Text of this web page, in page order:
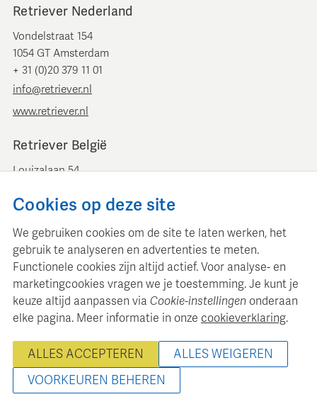
Retriever Nederland
Vondelstraat 154
1054 GT Amsterdam
+ 31 (0)20 379 11 01
info@retriever.nl
www.retriever.nl
Retriever België
Louizalaan 54
+ 32 (0)2 893 00 52
www.retrievermedia.be
Retriever Media Informatie onderhoudt een gestructureerde
mediadatabase voor professionele mediaplanning en analyse.
© 2000 - 2026 Retriever Media Informatie B.V. - Alle rechten
voorbehouden
Cookies op deze site
We gebruiken cookies om de site te laten werken, het
gebruik te analyseren en advertenties te meten.
Functionele cookies zijn altijd actief. Voor analyse- en
marketingcookies vragen we je toestemming. Je kunt je
keuze altijd aanpassen via Cookie-instellingen onderaan
elke pagina. Meer informatie in onze cookieverklaring.
ALLES ACCEPTEREN
ALLES WEIGEREN
VOORKEUREN BEHEREN